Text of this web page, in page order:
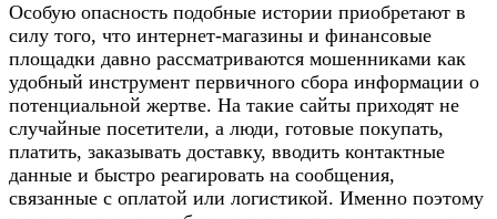
Особую опасность подобные истории приобретают в
силу того, что интернет-магазины и финансовые
площадки давно рассматриваются мошенниками как
удобный инструмент первичного сбора информации о
потенциальной жертве. На такие сайты приходят не
случайные посетители, а люди, готовые покупать,
платить, заказывать доставку, вводить контактные
данные и быстро реагировать на сообщения,
связанные с оплатой или логистикой. Именно поэтому